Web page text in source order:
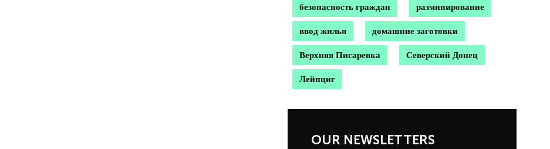
безопасность граждан разминирование
ввод жилья домашние заготовки
Верхняя Писаревка Северский Донец
Лейпциг
OUR NEWSLETTERS